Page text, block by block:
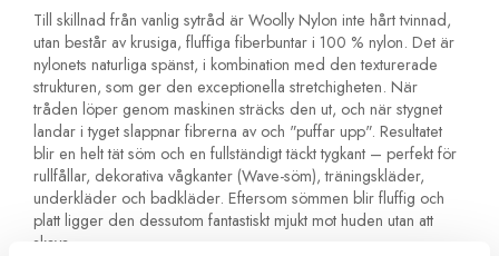
Till skillnad från vanlig sytråd är Woolly Nylon inte hårt tvinnad,
utan består av krusiga, fluffiga fiberbuntar i 100 % nylon. Det är
nylonets naturliga spänst, i kombination med den texturerade
strukturen, som ger den exceptionella stretchigheten. När
tråden löper genom maskinen sträcks den ut, och när stygnet
landar i tyget slappnar fibrerna av och "puffar upp". Resultatet
blir en helt tät söm och en fullständigt täckt tygkant – perfekt för
rullfållar, dekorativa vågkanter (Wave-söm), träningskläder,
underkläder och badkläder. Eftersom sömmen blir fluffig och
platt ligger den dessutom fantastiskt mjukt mot huden utan att
skava.